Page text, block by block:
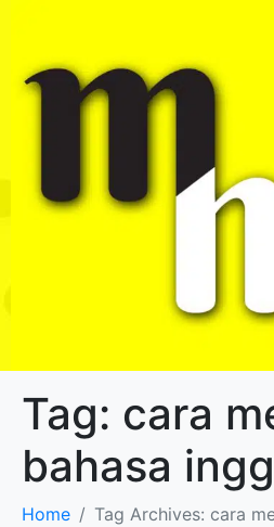
Tag: cara
bahasa
Home Tag Archives: cara